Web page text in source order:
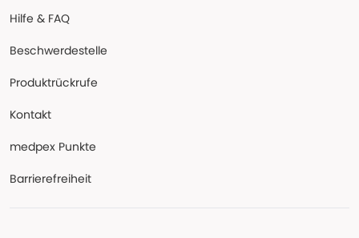
Hilfe & FAQ
Beschwerdestelle
Produktrückrufe
Kontakt
medpex Punkte
Barrierefreiheit